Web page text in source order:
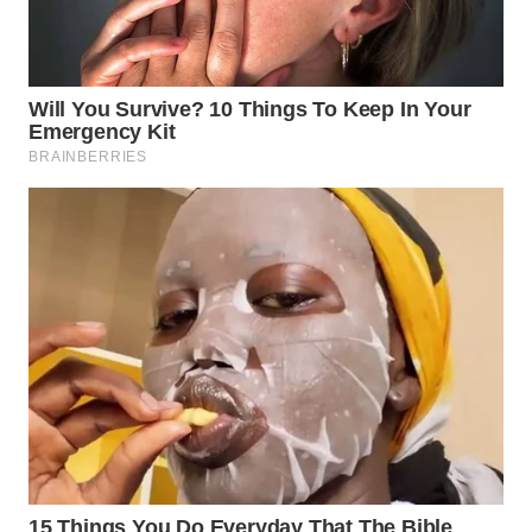
LABUANBAJO
WN
BORNEO
Wahana
Media
WAHANA
TANI
WAHANA
ADVOKAT
WAHANA